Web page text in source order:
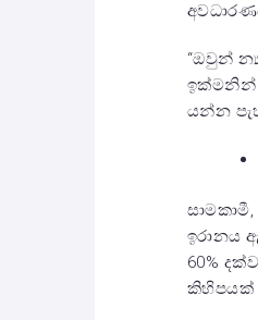
“ඔවුන්
ඉක්මනින්
යන්න
ඉරානය
60%
කිහිපයක්